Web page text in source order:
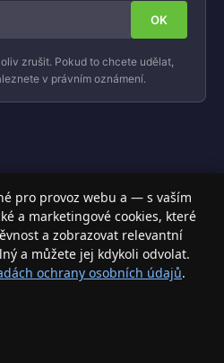
zrušit. Pokud to chcete udělat,
v právním oznámení.
produkty, příslušenstvím a
a s jistotou.
pro provoz webu a — s vaším
a marketingové cookies, které
a zobrazovat relevantní
a můžete jej kdykoli odvolat.
ochrany osobních údajů.